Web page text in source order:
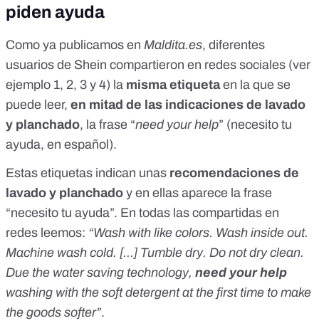
piden ayuda
Como ya publicamos en Maldita.es, diferentes
usuarios de Shein compartieron en redes sociales (ver
ejemplo 1, 2, 3 y 4) la misma etiquetaen la que se
puede leer, en mitad de las indicaciones de lavado
y planchado, la frase “need your help” (necesito tu
ayuda, en español).
Estas etiquetas indican unas recomendaciones de
lavado y planchado y en ellas aparece la frase
“necesito tu ayuda”. En todas las compartidas en
redes leemos: “Wash with like colors. Wash inside out.
Machine wash cold. [...] Tumble dry. Do not dry clean.
Due the water saving technology, need your help
washing with the soft detergent at the first time to make
the goods softer”.